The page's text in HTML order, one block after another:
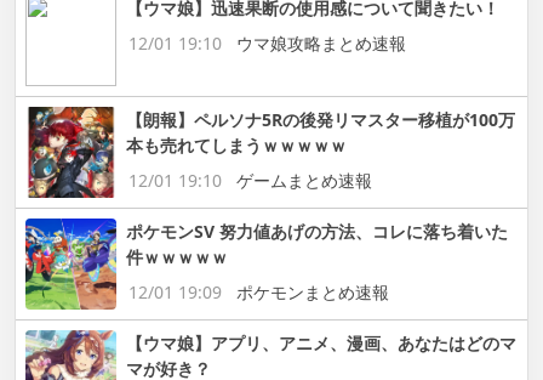
【ウマ娘】迅速果断の使用感について聞きたい！
12/01 19:10
ウマ娘攻略まとめ速報
【朗報】ペルソナ5Rの後発リマスター移植が100万
本も売れてしまうｗｗｗｗｗ
12/01 19:10
ゲームまとめ速報
ポケモンSV 努力値あげの方法、コレに落ち着いた
件ｗｗｗｗｗ
12/01 19:09
ポケモンまとめ速報
【ウマ娘】アプリ、アニメ、漫画、あなたはどのマ
マが好き？